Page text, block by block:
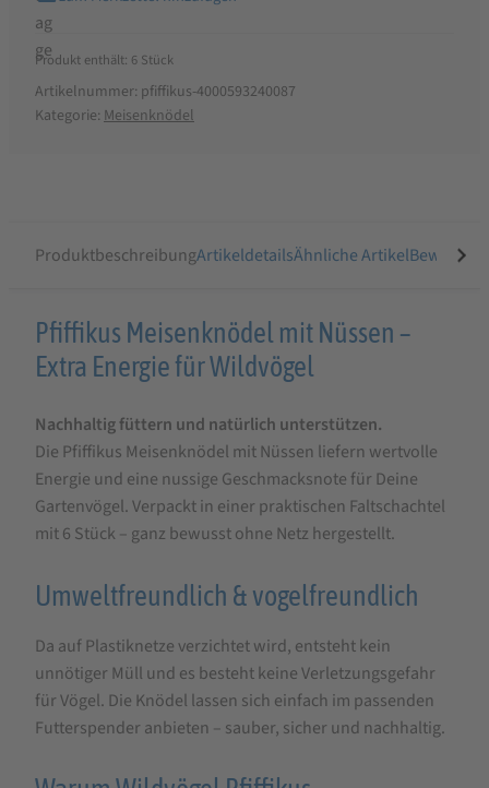
Produkt enthält: 6 Stück
Artikelnummer: pfiffikus-4000593240087
Kategorie: Meisenknödel
ProduktbeschreibungArtikeldetailsÄhnliche Artikel
Produktbeschreibung
für
Meisenknödel
mit
Nüssen,
6
Pfiffikus Meisenknödel mit Nüssen –
Extra Energie für Wildvögel
Nachhaltig füttern und natürlich unterstützen.
Die Pfiffikus Meisenknödel mit Nüssen liefern wertvolle
Energie und eine nussige Geschmacksnote für Deine
Gartenvögel. Verpackt in einer praktischen Faltschachtel
mit 6 Stück – ganz bewusst ohne Netz hergestellt.
Umweltfreundlich & vogelfreundlich
Da auf Plastiknetze verzichtet wird, entsteht kein
unnötiger Müll und es besteht keine Verletzungsgefahr
für Vögel. Die Knödel lassen sich einfach im passenden
Futterspender anbieten – sauber, sicher und nachhaltig.